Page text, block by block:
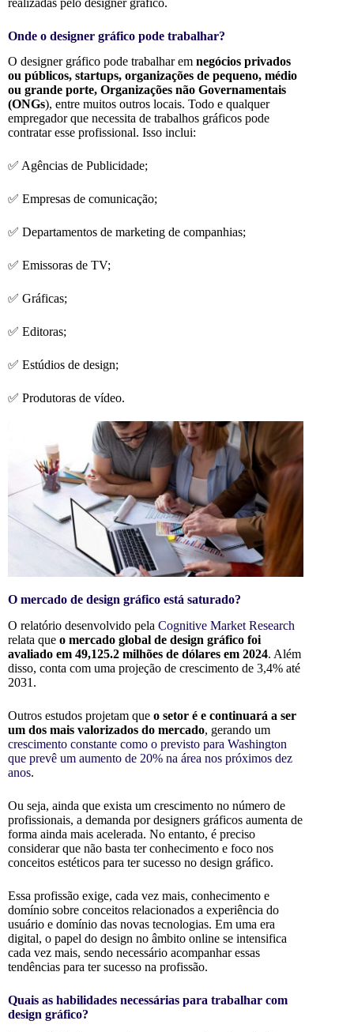
Onde o designer gráfico pode trabalhar?
O designer gráfico pode trabalhar em negócios privados
ou públicos, startups, organizações de pequeno, médio
ou grande porte, Organizações não Governamentais
(ONGs), entre muitos outros locais. Todo e qualquer
empregador que necessita de trabalhos gráficos pode
contratar esse profissional. Isso inclui:
✅ Agências de Publicidade;
✅ Empresas de comunicação;
✅ Departamentos de marketing de companhias;
✅ Emissoras de TV;
✅ Gráficas;
✅ Editoras;
✅ Estúdios de design;
✅ Produtoras de vídeo.
O mercado de design gráfico está saturado?
O relatório desenvolvido pela Cognitive Market Research
relata que o mercado global de design gráfico foi
avaliado em 49,125.2 milhões de dólares em 2024. Além
disso, conta com uma projeção de crescimento de 3,4% até
2031.
Outros estudos projetam que o setor é e continuará a ser
um dos mais valorizados do mercado, gerando um
crescimento constante como o previsto para Washington
que prevê um aumento de 20% na área nos próximos dez
anos.
Ou seja, ainda que exista um crescimento no número de
profissionais, a demanda por designers gráficos aumenta de
forma ainda mais acelerada. No entanto, é preciso
considerar que não basta ter conhecimento e foco nos
conceitos estéticos para ter sucesso no design gráfico.
Essa profissão exige, cada vez mais, conhecimento e
domínio sobre conceitos relacionados a experiência do
usuário e domínio das novas tecnologias. Em uma era
digital, o papel do design no âmbito online se intensifica
cada vez mais, sendo necessário acompanhar essas
tendências para ter sucesso na profissão.
Quais as habilidades necessárias para trabalhar com
design gráfico?